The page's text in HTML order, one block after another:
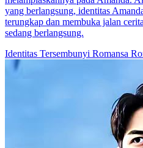
Asistenku Begitu Menawan